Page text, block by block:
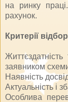
на ринку
рахунок.
Критерії
Життєздатність
заявником схеми
Наявність
Актуальність і
Особлива